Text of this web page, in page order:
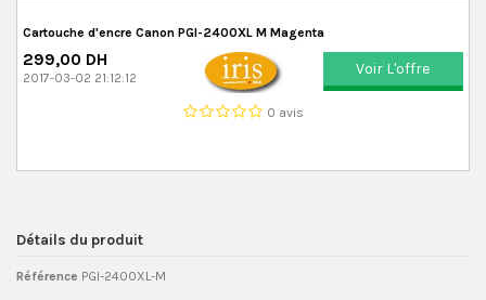
Cartouche d'encre Canon PGI-2400XL M Magenta
299,00 DH
2017-03-02 21:12:12
0 avis
Voir L'offre
Détails du produit
Référence PGI-2400XL-M